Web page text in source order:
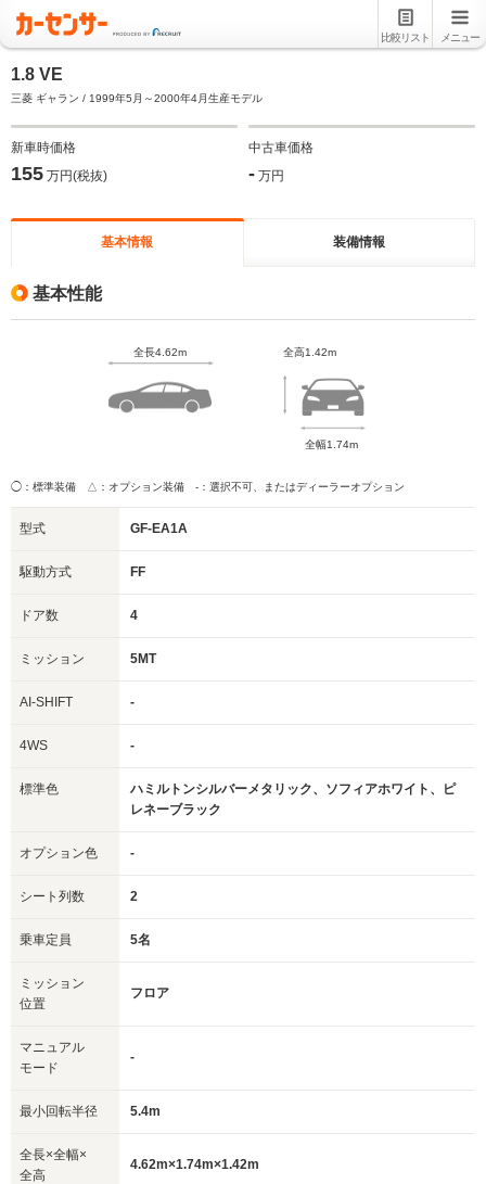
比較リスト メニュー
1.8 VE
三菱 ギャラン / 1999年5月～2000年4月生産モデル
新車時価格
155 万円(税抜)
中古車価格
- 万円
基本情報 装備情報
基本性能
全長4.62m 全高1.42m
全幅1.74m
◯：標準装備 △：オプション装備 -：選択不可、またはディーラーオプション
型式 GF-EA1A
駆動方式 FF
ドア数 4
ミッション 5MT
AI-SHIFT -
4WS -
標準色
ハミルトンシルバーメタリック、ソフィアホワイト、ピ
レネーブラック
オプション色 -
シート列数 2
乗車定員 5名
ミッション
位置
フロア
マニュアル
モード
-
最小回転半径 5.4m
全長×全幅×
全高
4.62m×1.74m×1.42m